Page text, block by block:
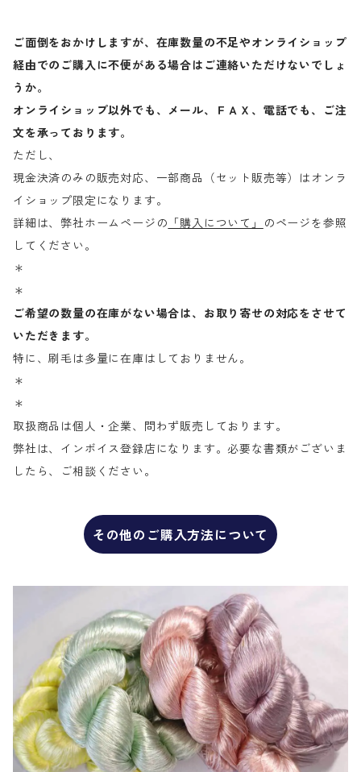
ご面倒をおかけしますが、在庫数量の不足やオンライショップ
経由でのご購入に不便がある場合はご連絡いただけないでしょ
うか。
オンライショップ以外でも、メール、ＦＡＸ、電話でも、ご注
文を承っております。
ただし、
現金決済のみの販売対応、一部商品（セット販売等）はオンラ
イショップ限定になります。
詳細は、弊社ホームページの 「購入について」
のページを参照
してください。
＊
＊
ご希望の数量の在庫がない場合は、お取り寄せの対応をさせて
いただきます。
特に、刷毛は多量に在庫はしておりません。
＊
＊
取扱商品は個人・企業、問わず販売しております。
弊社は、インボイス登録店になります。必要な書類がございま
したら、ご相談ください。
その他のご購入方法について